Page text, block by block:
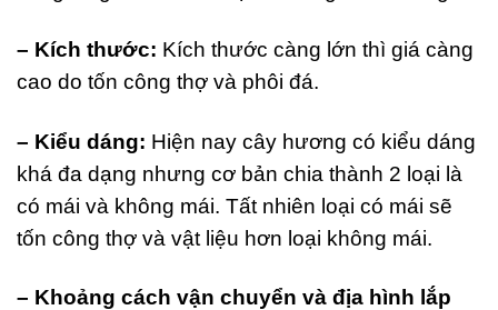
– Kích thước: Kích thước càng lớn thì giá càng
cao do tốn công thợ và phôi đá.
– Kiểu dáng: Hiện nay cây hương có kiểu dáng
khá đa dạng nhưng cơ bản chia thành 2 loại là
có mái và không mái. Tất nhiên loại có mái sẽ
tốn công thợ và vật liệu hơn loại không mái.
– Khoảng cách vận chuyển và địa hình lắp